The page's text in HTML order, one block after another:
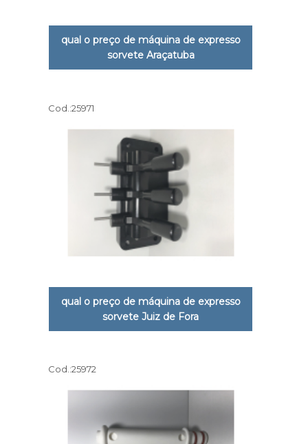
qual o preço de máquina de expresso
sorvete Araçatuba
Cod.:25971
qual o preço de máquina de expresso
sorvete Juiz de Fora
Cod.:25972